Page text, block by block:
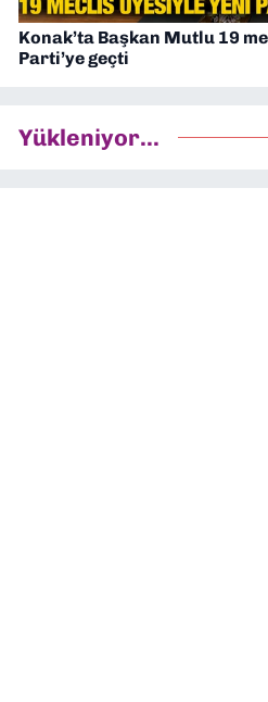
Konak’ta Başkan Mutlu 19
Parti’ye geçti
Yükleniyor...